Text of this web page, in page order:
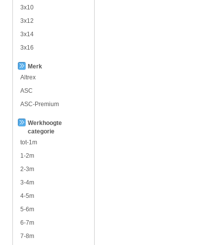
3x10
3x12
3x14
3x16
Merk
Altrex
ASC
ASC-Premium
Werkhoogte
categorie
tot-1m
1-2m
2-3m
3-4m
4-5m
5-6m
6-7m
7-8m